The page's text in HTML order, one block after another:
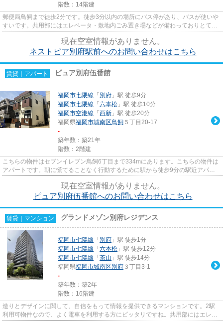
階数：14階建
郵便局鳥飼まで徒歩2分です。徒歩3分以内の場所にバス停があり、バスが使いや
すいです。共用部にはエレベータ・敷地内ごみ置き場などが備わっておりとても
現在空室情報がありません。
ネストピア別府駅前へのお問い合わせはこちら
賃貸｜アパート ピュア別府伍番館
福岡市七隈線 「 別府 」駅 徒歩9分
福岡市七隈線 「 六本松 」駅 徒歩10分
福岡市空港線 「 西新 」駅 徒歩20分
福岡県福岡市城南区鳥飼 ５丁目20-17
-
築年数：築21年
階数：2階建
こちらの物件はセブンイレブン鳥飼6丁目まで334mにあります。こちらの物件は
アパートです。朝に慌てることなく行動するために駅から徒歩9分の駅近アパー
現在空室情報がありません。
ピュア別府伍番館へのお問い合わせはこちら
賃貸｜マンション グランドメゾン別府レジデンス
福岡市七隈線 「 別府 」駅 徒歩1分
福岡市七隈線 「 六本松 」駅 徒歩12分
福岡市七隈線 「 茶山 」駅 徒歩14分
福岡県福岡市城南区別府 ３丁目3-1
-
築年数：築2年
階数：16階建
造りとデザインに関して、自信をもって情報を提供できるマンションです。2駅
利用可物件なので、よく電車を利用する方にピッタリですね。共用部にはエレベ